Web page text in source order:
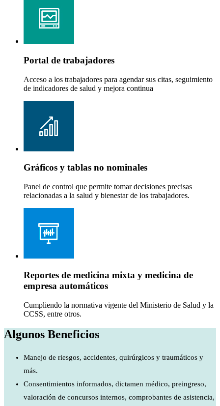
Portal de trabajadores
Acceso a los trabajadores para agendar sus citas, seguimiento
de indicadores de salud y mejora continua
Gráficos y tablas no nominales
Panel de control que permite tomar decisiones precisas
relacionadas a la salud y bienestar de los trabajadores.
Reportes de medicina mixta y medicina de
empresa automáticos
Cumpliendo la normativa vigente del Ministerio de Salud y la
CCSS, entre otros.
Algunos Beneficios
Manejo de riesgos, accidentes, quirúrgicos y traumáticos y
más.
Consentimientos informados, dictamen médico, preingreso,
valoración de concursos internos, comprobantes de asistencia,